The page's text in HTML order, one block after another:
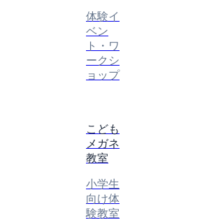
体験イ
ベン
ト・ワ
ークシ
ョップ
こども
メガネ
教室
小学生
向け体
験教室